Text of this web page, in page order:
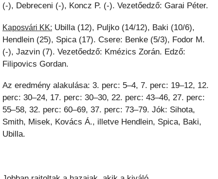
(-), Debreceni (-), Koncz P. (-). Vezetőedző: Garai Péter.
Kaposvári KK: Ubilla (12), Puljko (14/12), Baki (10/6),
Hendlein (25), Spica (17). Csere: Benke (5/3), Fodor M.
(-), Jazvin (7). Vezetőedző: Kmézics Zorán. Edző:
Filipovics Gordan.
Az eredmény alakulása: 3. perc: 5–4, 7. perc: 19–12, 12.
perc: 30–24, 17. perc: 30–30, 22. perc: 43–46, 27. perc:
55–58, 32. perc: 60–69, 37. perc: 73–79. Jók: Sihota,
Smith, Misek, Kovács Á., illetve Hendlein, Spica, Baki,
Ubilla.